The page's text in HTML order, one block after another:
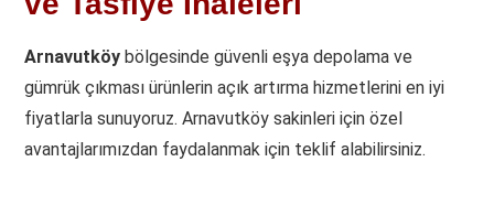
Arnavutköy bölgesinde güvenli eşya depolama ve
gümrük çıkması ürünlerin açık artırma hizmetlerini en iyi
fiyatlarla sunuyoruz. Arnavutköy sakinleri için özel
avantajlarımızdan faydalanmak için teklif alabilirsiniz.